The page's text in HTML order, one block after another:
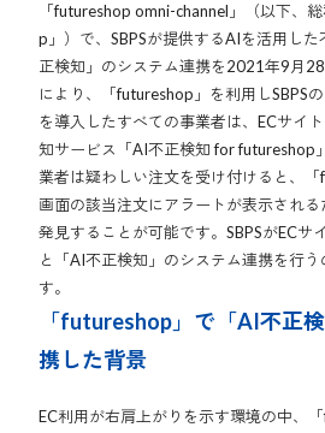
「futureshop omni-channel」（以下、
p」）で、SBPSが提供するAIを活用し
正検知」のシステム連携を2021年9月
により、「futureshop」を利用しSBPS
を導入したすべての事業者は、ECサイ
知サービス「AI不正検知 for futureshop
業者は疑わしい注文を受け付けると、
画面の該当注文にアラートが表示され
発見することが可能です。SBPSがECサ
と「AI不正検知」のシステム連携を行
す。
「futureshop」で「AI不正
携した背景
EC利用が右肩上がりを示す環境の中、